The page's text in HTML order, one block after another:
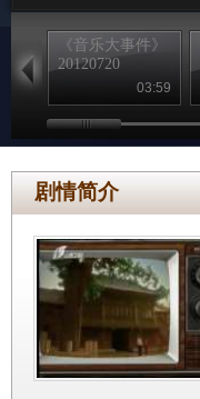
《音乐大事件》
20120720
03:59
剧情简介